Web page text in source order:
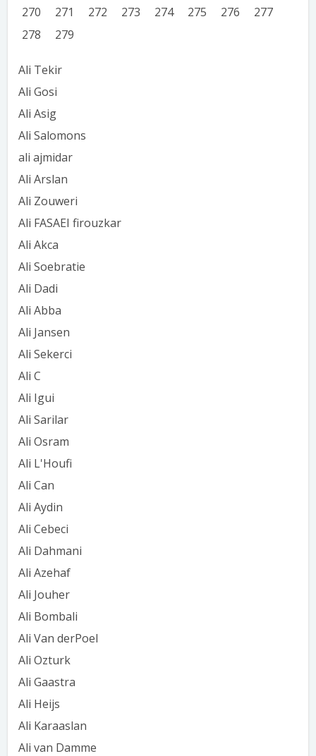
270
271 272 273 274 275 276
277
278
279
Ali Tekir
Ali Gosi
Ali Asig
Ali Salomons
ali ajmidar
Ali Arslan
Ali Zouweri
Ali FASAEI firouzkar
Ali Akca
Ali Soebratie
Ali Dadi
Ali Abba
Ali Jansen
Ali Sekerci
Ali C
Ali Igui
Ali Sarilar
Ali Osram
Ali L'Houfi
Ali Can
Ali Aydin
Ali Cebeci
Ali Dahmani
Ali Azehaf
Ali Jouher
Ali Bombali
Ali Van derPoel
Ali Ozturk
Ali Gaastra
Ali Heijs
Ali Karaaslan
Ali van Damme